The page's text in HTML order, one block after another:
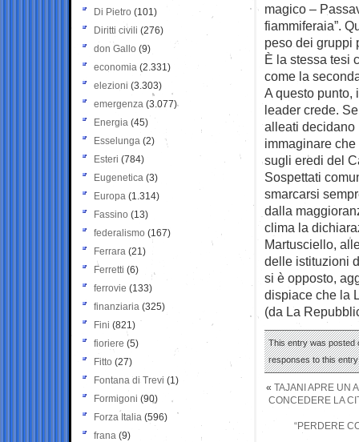
magico –
fiammiferaia”.
peso dei gruppi
È la stessa tesi
come la
A questo punto,
leader crede.
alleati decidano
immaginare
sugli eredi del
Sospettati
smarcarsi
dalla
clima la
Martusciello,
delle istituzioni
si è opposto,
dispiace che la
(da La
This entry was posted
responses to this
« TAJANI APRE UN
CONCEDERE LA
“PERDERE
Di Pietro (101)
Diritti civili (276)
don Gallo (9)
economia (2.331)
elezioni (3.303)
emergenza (3.077)
Energia (45)
Esselunga (2)
Esteri (784)
Eugenetica (3)
Europa (1.314)
Fassino (13)
federalismo (167)
Ferrara (21)
Ferretti (6)
ferrovie (133)
finanziaria (325)
Fini (821)
fioriere (5)
Fitto (27)
Fontana di Trevi (1)
Formigoni (90)
Forza Italia (596)
frana (9)